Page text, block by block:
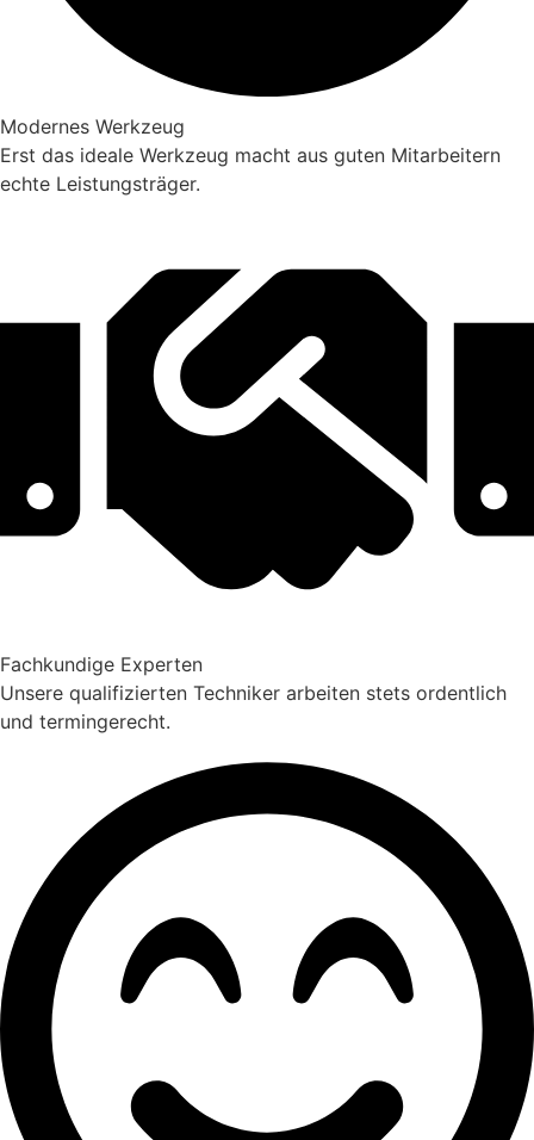
Modernes Werkzeug
Erst das ideale Werkzeug macht aus guten Mitarbeitern
echte Leistungsträger.
Fachkundige Experten
Unsere qualifizierten Techniker arbeiten stets ordentlich
und termingerecht.